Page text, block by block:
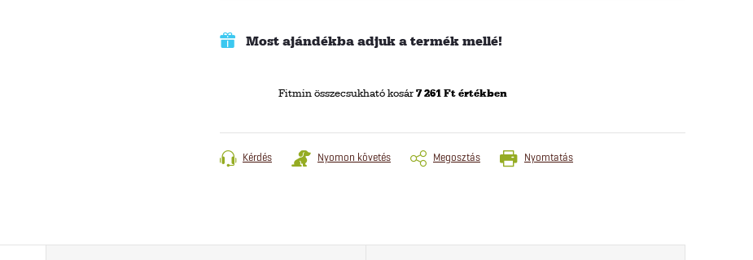
Most ajándékba adjuk a termék mellé!
Fitmin összecsukható kosár 7 261 Ft értékben
Nyomtatás
Kérdés Nyomon követés Megosztás